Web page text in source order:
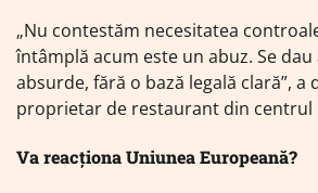
„Nu contestăm necesitatea
întâmplă acum este un abuz. Se
absurde, fără o bază legală clară”, a
proprietar de restaurant din centrul
Va reacționa Uniunea Europeană?